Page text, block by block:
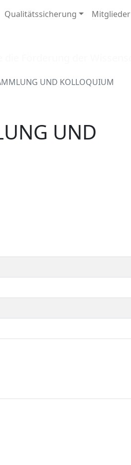
Qualitätssicherung Mitglieder
UND KOLLOQUIUM
UND